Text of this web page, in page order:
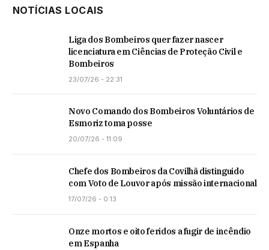
NOTÍCIAS LOCAIS
Liga dos Bombeiros quer fazer nascer
licenciatura em Ciências de Proteção Civil e
Bombeiros
23/07/26 - 22:31
Novo Comando dos Bombeiros Voluntários de
Esmoriz toma posse
20/07/26 - 11:09
Chefe dos Bombeiros da Covilhã distinguido
com Voto de Louvor após missão internacional
17/07/26 - 0:13
Onze mortos e oito feridos a fugir de incêndio
em Espanha